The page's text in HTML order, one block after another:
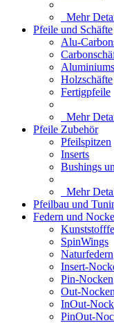
Mehr
Pfeile und Schäfte
Alu-
Holzschäfte
Fertigpfeile
Mehr
Pfeile Zubehör
Pfeilspitzen
Inserts
Bushings
Mehr
Pfeilbau und
Federn und
SpinWings
Naturfedern
Insert-
Pin-Nocken
Out-Nocken
InOut-
PinOut-